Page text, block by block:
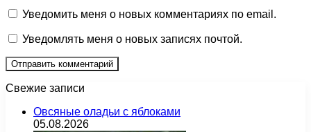
Уведомить меня о новых комментариях по email.
Уведомлять меня о новых записях почтой.
Свежие записи
Овсяные оладьи с яблоками
05.08.2026